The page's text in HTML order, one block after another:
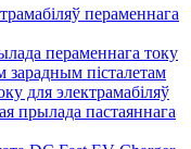
пераменнага
пераменнага току
зарадным пісталетам
для электрамабіляў
прылада пастаяннага